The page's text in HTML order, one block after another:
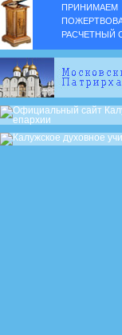
ПРИНИМАЕМ
РАСЧЕТНЫЙ